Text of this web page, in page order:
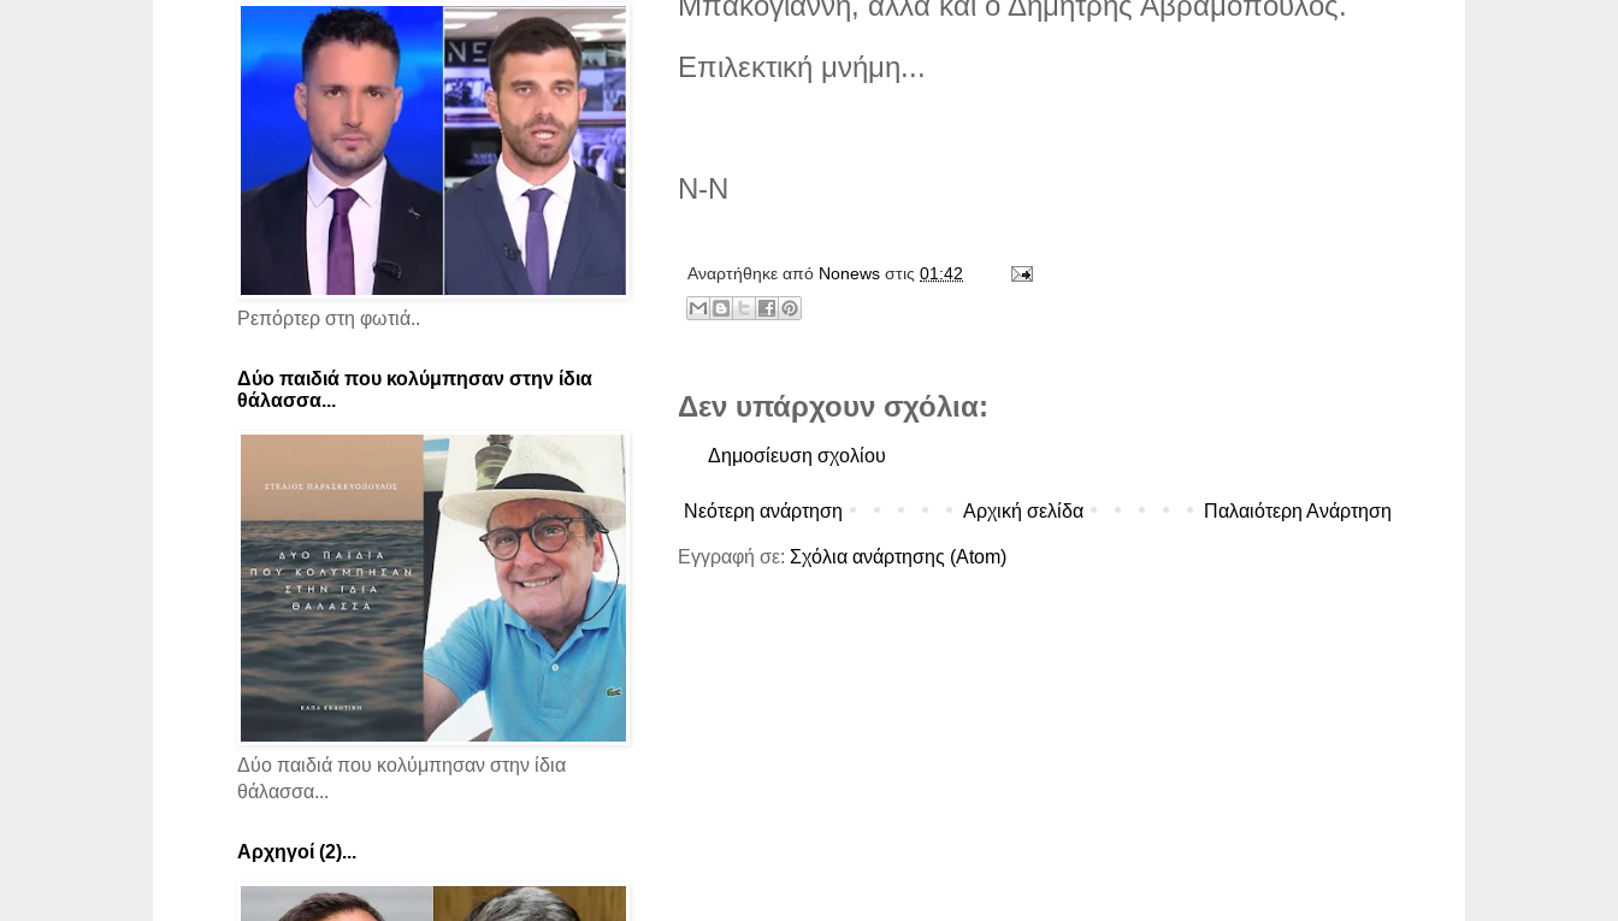
Επιλεκτική μνήμη...
Ν-Ν
Αναρτήθηκε από Νonews στις 01:42
Δεν υπάρχουν σχόλια:
Δημοσίευση σχολίου
Νεότερη ανάρτηση Παλαιότερη Ανάρτηση
Αρχική σελίδα
Εγγραφή σε: Σχόλια ανάρτησης (Atom)
Ρεπόρτερ στη φωτιά..
Δύο παιδιά που κολύμπησαν στην ίδια
θάλασσα...
Δύο παιδιά που κολύμπησαν στην ίδια
θάλασσα...
Αρχηγοί (2)...